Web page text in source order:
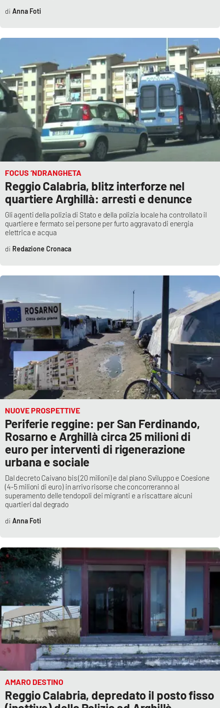
Anna Foti
FOCUS ‘NDRANGHETA
Reggio Calabria, blitz interforze nel
quartiere Arghillà: arresti e denunce
Gli agenti della polizia di Stato e della polizia locale ha controllato il
quartiere e fermato sei persone per furto aggravato di energia
elettrica e acqua
Redazione Cronaca
NUOVE PROSPETTIVE
Periferie reggine: per San Ferdinando,
Rosarno e Arghillà circa 25 milioni di
euro per interventi di rigenerazione
urbana e sociale
Dal decreto Caivano bis (20 milioni) e dal piano Sviluppo e Coesione
(4-5 milioni di euro) in arrivo risorse che concorreranno al
superamento delle tendopoli dei migranti e a riscattare alcuni
quartieri dal degrado
Anna Foti
AMARO DESTINO
Reggio Calabria, depredato il posto fisso